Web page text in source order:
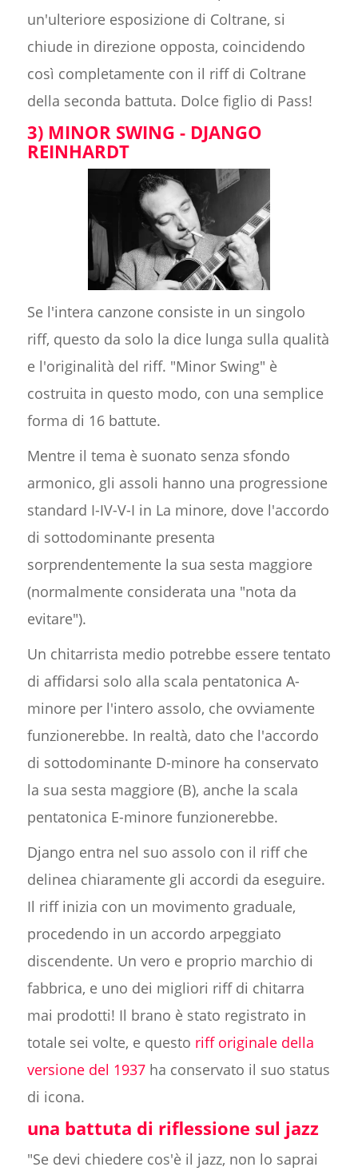
un'ulteriore esposizione di Coltrane, si
chiude in direzione opposta, coincidendo
così completamente con il riff di Coltrane
della seconda battuta. Dolce figlio di Pass!
3) MINOR SWING - DJANGO
REINHARDT
Se l'intera canzone consiste in un singolo
riff, questo da solo la dice lunga sulla qualità
e l'originalità del riff. "Minor Swing" è
costruita in questo modo, con una semplice
forma di 16 battute.
Mentre il tema è suonato senza sfondo
armonico, gli assoli hanno una progressione
standard I-IV-V-I in La minore, dove l'accordo
di sottodominante presenta
sorprendentemente la sua sesta maggiore
(normalmente considerata una "nota da
evitare").
Un chitarrista medio potrebbe essere tentato
di affidarsi solo alla scala pentatonica A-
minore per l'intero assolo, che ovviamente
funzionerebbe. In realtà, dato che l'accordo
di sottodominante D-minore ha conservato
la sua sesta maggiore (B), anche la scala
pentatonica E-minore funzionerebbe.
Django entra nel suo assolo con il riff che
delinea chiaramente gli accordi da eseguire.
Il riff inizia con un movimento graduale,
procedendo in un accordo arpeggiato
discendente. Un vero e proprio marchio di
fabbrica, e uno dei migliori riff di chitarra
mai prodotti! Il brano è stato registrato in
totale sei volte, e questo riff originale della
versione del 1937ha conservato il suo status
di icona.
una battuta di riflessione sul jazz
"Se devi chiedere cos'è il jazz, non lo saprai